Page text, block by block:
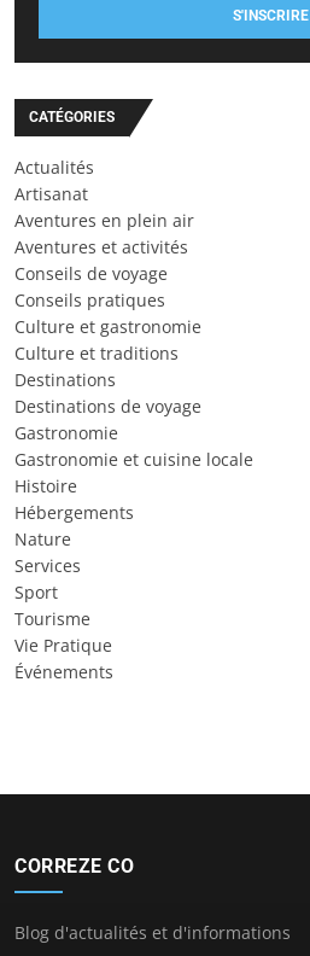
S'INSCRIRE
CATÉGORIES
Actualités
Artisanat
Aventures en plein air
Aventures et activités
Conseils de voyage
Conseils pratiques
Culture et gastronomie
Culture et traditions
Destinations
Destinations de voyage
Gastronomie
Gastronomie et cuisine locale
Histoire
Hébergements
Nature
Services
Sport
Tourisme
Vie Pratique
Événements
CORREZE CO
Blog d'actualités et d'informations